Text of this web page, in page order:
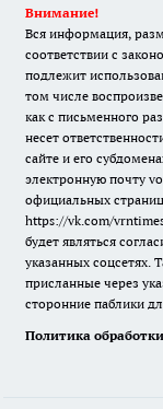
Внимание!
Вся информация,
соответствии с
подлежит
том числе
как с письменного
несет
сайте и его
электронную почту
официальных
https://vk.com/
будет являться
указанных соцсетях.
присланные через
сторонние паблики
Политика